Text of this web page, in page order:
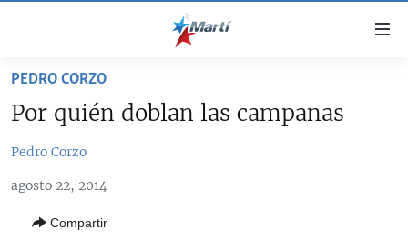
accesibilidad
contenido
CUBA
DERECHOS HUMANOS
#11JCUBA, 5 AÑOS DESPUÉS
ESTADOS UNIDOS
ESTADOS UNIDOS
AMÉRICA 250
AMÉRICA LATINA
INMIGRACIÓN
PEDRO CORZO
Por quién doblan las campanas
Pedro Corzo
agosto 22, 2014
Compartir